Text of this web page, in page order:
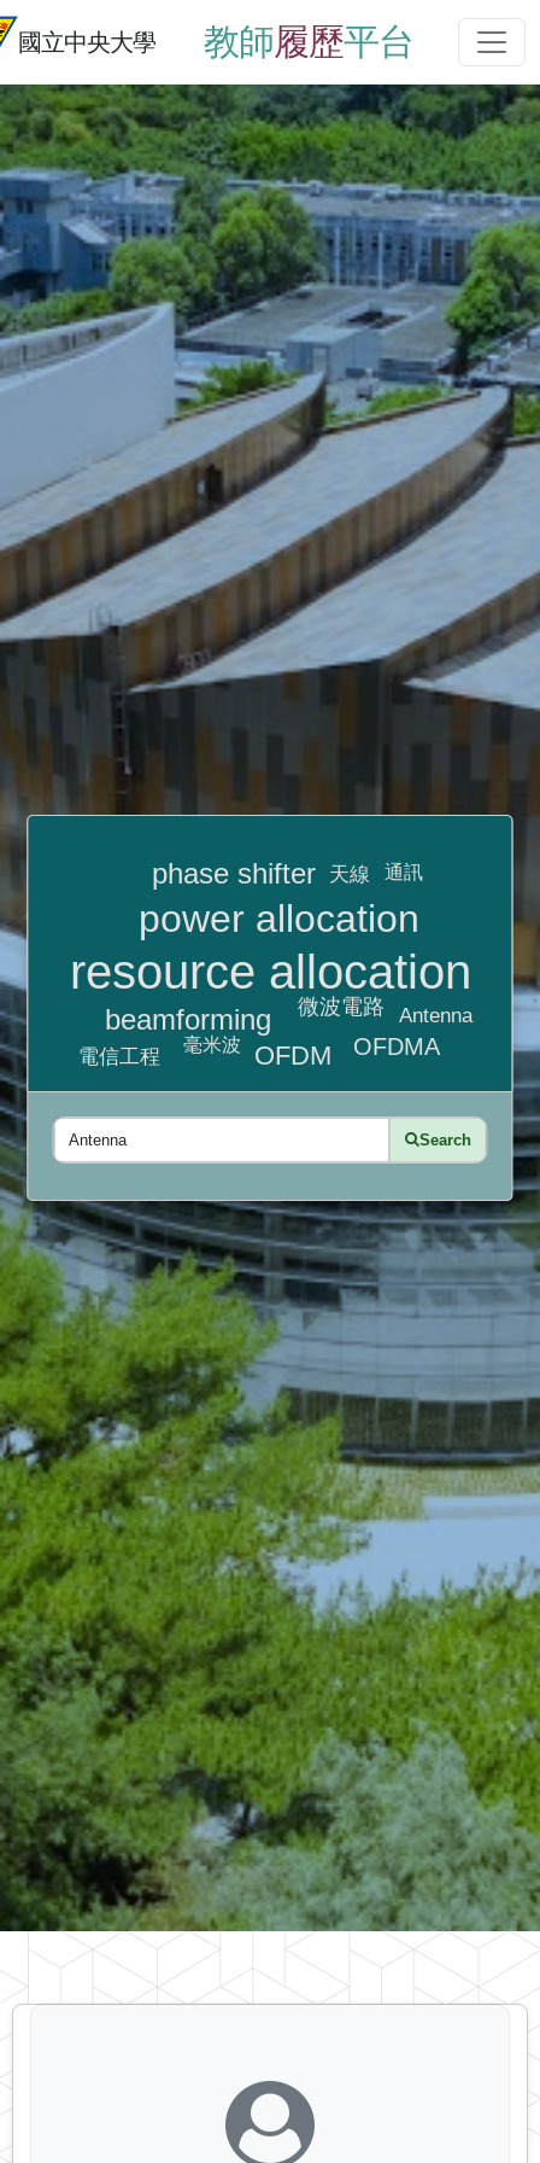
國立中央大學 教師履歷平台
resource allocation
power allocation
beamforming
phase shifter
OFDM OFDMA
微波電路
電信工程
Antenna
天線
毫米波
通訊
Search